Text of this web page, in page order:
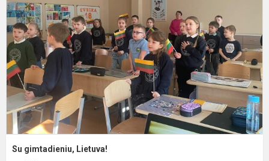
Su gimtadieniu, Lietuva!